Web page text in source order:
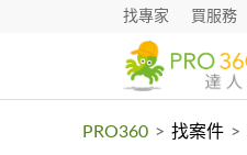
找專家 買服務
PRO360 > 找案件 >